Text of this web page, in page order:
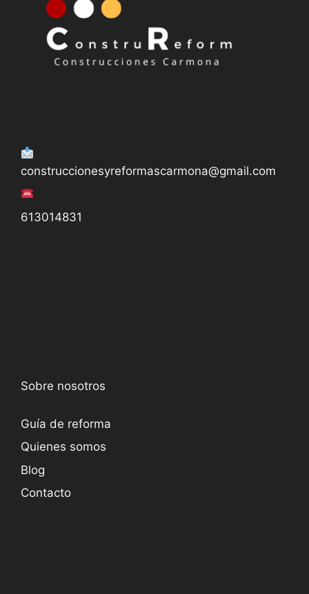
De Lunes a Viernes de 11.00 h. a 14.00 h.
y de 18:00 h. a 20:00 h.
construccionesyreformascarmona@gmail.com
613014831
Sobre nosotros
Guía de reforma
Quienes somos
Blog
Contacto